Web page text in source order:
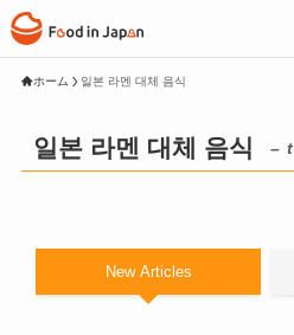
ホーム 일본 라멘 대체 음식
일본 라멘 대체 음식 –
New Articles